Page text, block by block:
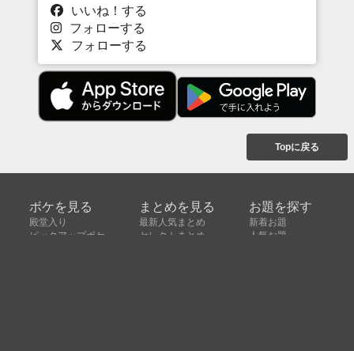
いいね！する
フォローする
フォローする
Topに戻る
ボケを見る
殿堂入り
ピックアップボケ
まとめを見る
最新人気まとめ
セレクトまとめ
お題を探す
新着お題
人気お題